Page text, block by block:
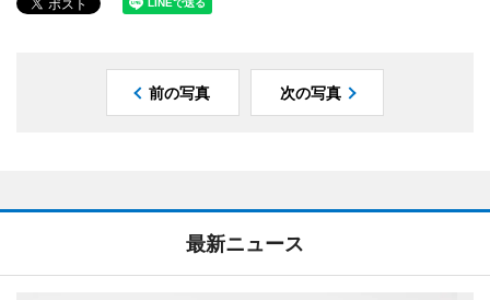
前の写真 次の写真
最新ニュース